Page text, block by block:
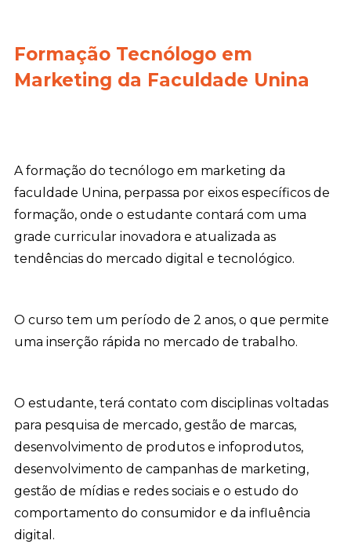
Formação Tecnólogo em
Marketing da Faculdade Unina
A formação do tecnólogo em marketing da
faculdade Unina, perpassa por eixos específicos de
formação, onde o estudante contará com uma
grade curricular inovadora e atualizada as
tendências do mercado digital e tecnológico.
O curso tem um período de 2 anos, o que permite
uma inserção rápida no mercado de trabalho.
O estudante, terá contato com disciplinas voltadas
para pesquisa de mercado, gestão de marcas,
desenvolvimento de produtos e infoprodutos,
desenvolvimento de campanhas de marketing,
gestão de mídias e redes sociais e o estudo do
comportamento do consumidor e da influência
digital.